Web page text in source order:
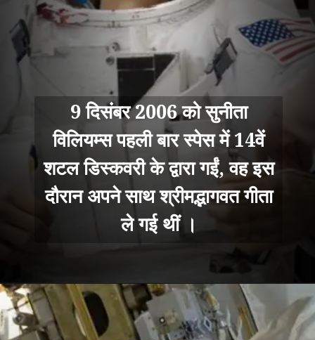
9 दिसंबर 2006 को सुनीता
विलियम्स पहली बार स्पेस में 14वें
शटल डिस्कवरी के द्वारा गईं, वह इस
दौरान अपने साथ श्रीमद्भागवत गीता
ले गई थीं ।